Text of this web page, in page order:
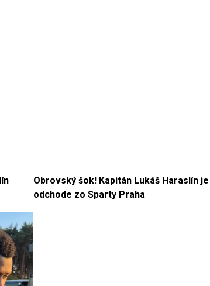
Obrovský šok! Kapitán Lukáš Haraslín
odchode zo Sparty Praha